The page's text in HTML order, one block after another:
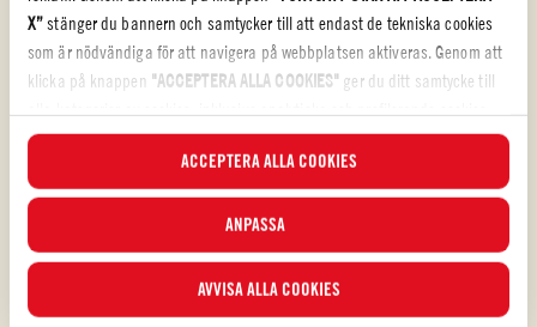
X”stänger du bannern och samtycker till att endast de tekniska cookies
som är nödvändiga för att navigera på webbplatsen aktiveras. Genom att
klicka på knappen "ACCEPTERA ALLA COOKIES" ger du ditt samtycke till
Om du klickar på knappen"AVVISA ALLA COOKIES" aktiveras endast
tekniska cookies och anonymiserade statistiska cookies.
I denna banner kan du välja eller välja bort de kategorier av cookies som
du vill acceptera med hjälp av de specifika bockarna och klicka på
knappen"ACCEPTERA VALDA". Du kan när som helst välja vilka cookies
du vill ge samtycke till och se den uppdaterade listan över cookies via
knappen Cookie
ACCEPTERA ALLA COOKIES
ANPASSA
AVVISA ALLA COOKIES
Pastasås med parmesan
CANNELLONI MED SPENAT OCH RICOTTA
40 min MEDEL